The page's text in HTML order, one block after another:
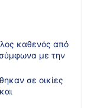
καθενός από
με την
σε οικίες